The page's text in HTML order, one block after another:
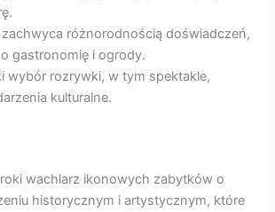
zachwyca różnorodnością doświadczeń,
gastronomię i ogrody.
wybór rozrywki, w tym spektakle,
kulturalne.
wachlarz ikonowych zabytków o
historycznym i artystycznym, które